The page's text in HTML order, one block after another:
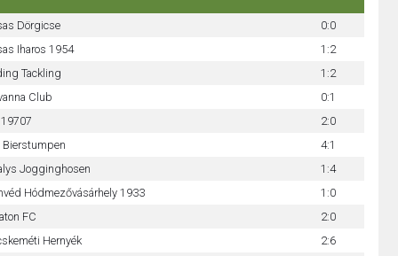
Dörgicse
0:0
Iharos 1954
1:2
Tackling
1:2
Club
0:1
2:0
Bierstumpen
4:1
Jogginghosen
1:4
Hódmezővásárhely 1933
1:0
FC
2:0
Hernyék
2:6